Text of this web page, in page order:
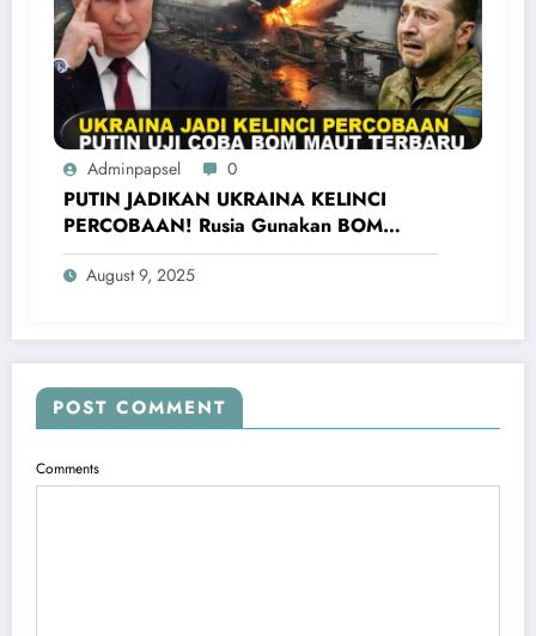
Adminpapsel 0
PUTIN JADIKAN UKRAINA KELINCI
PERCOBAAN! Rusia Gunakan BOM
UMPB-5 Terbaru Untuk Bombardir
Ukraina
August 9, 2025
POST COMMENT
Comments